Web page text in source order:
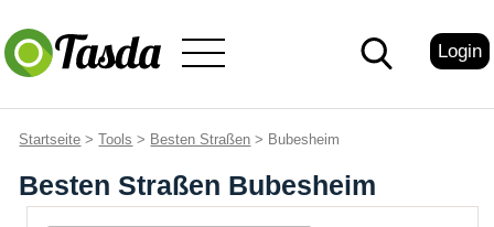
Login
Startseite >Tools > Besten Straßen > Bubesheim
Besten Straßen Bubesheim